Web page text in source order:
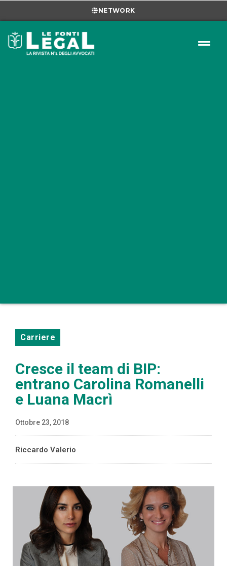
NETWORK
Carriere
Cresce il team di BIP:
entrano Carolina Romanelli
e Luana Macrì
Ottobre 23, 2018
Riccardo Valerio